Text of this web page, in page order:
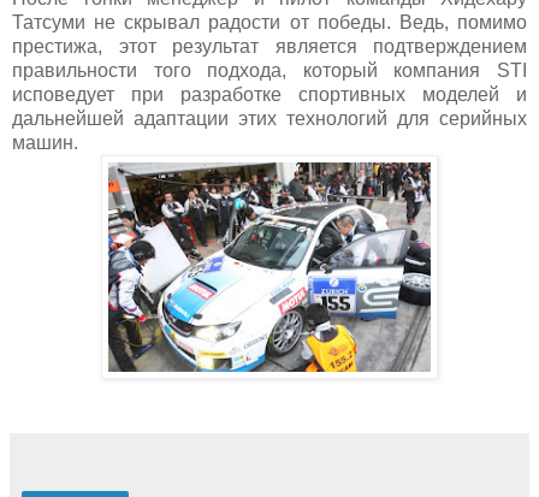
Татсуми не скрывал радости от победы. Ведь, помимо
престижа, этот результат является подтверждением
правильности того подхода, который компания STI
исповедует при разработке спортивных моделей и
дальнейшей адаптации этих технологий для серийных
машин.